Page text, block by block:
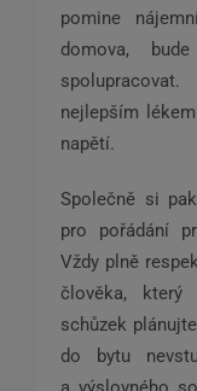
pomine
domova,
nejlepším
napětí.
Společně si
pro pořádání
Vždy plně
člověka,
schůzek
do bytu